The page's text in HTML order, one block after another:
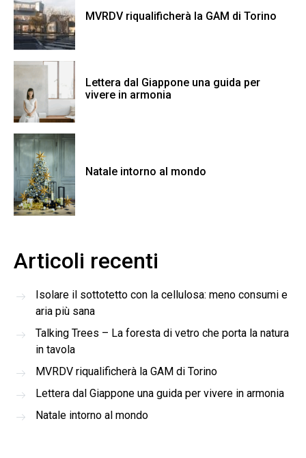
MVRDV riqualificherà la GAM di Torino
Lettera dal Giappone una guida per
vivere in armonia
Natale intorno al mondo
Articoli recenti
Isolare il sottotetto con la cellulosa: meno consumi e
aria più sana
Talking Trees – La foresta di vetro che porta la natura
in tavola
MVRDV riqualificherà la GAM di Torino
Lettera dal Giappone una guida per vivere in armonia
Natale intorno al mondo